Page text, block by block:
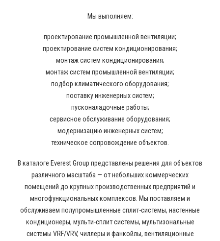
Мы выполняем:
проектирование промышленной вентиляции;
проектирование систем кондиционирования;
монтаж систем кондиционирования;
монтаж систем промышленной вентиляции;
подбор климатического оборудования;
поставку инженерных систем;
пусконаладочные работы;
сервисное обслуживание оборудования;
модернизацию инженерных систем;
техническое сопровождение объектов.
В каталоге Everest Group представлены решения для объектов
различного масштаба — от небольших коммерческих
помещений до крупных производственных предприятий и
многофункциональных комплексов. Мы поставляем и
обслуживаем полупромышленные сплит-системы, настенные
кондиционеры, мульти-сплит системы, мультизональные
системы VRF/VRV, чиллеры и фанкойлы, вентиляционные